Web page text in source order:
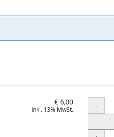
€ 6,00
inkl. 13% MwSt. Menge
-